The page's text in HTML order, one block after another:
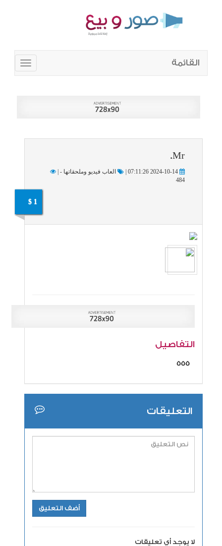
Toggle
navigation
القائمة
العاب فيديو وملحقاتها - |
التفاصيل
التعليقات
لا يوجد أي تعليقات